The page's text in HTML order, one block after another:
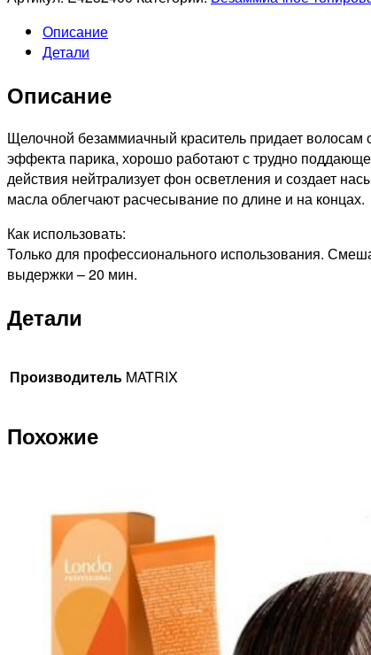
10MM
SUPER
PRE-
ТОНИРУЮЩАЯ
КРАСКА
ДЛЯ
ВОЛОС
АММИАКА
БЛОНДИН
ОЧЕНЬ
СВЕТЛЫЙ
90мл
Описание
Детали
Описание
Щелочной безаммиачный краситель придает волосам
эффекта парика, хорошо работают с трудно
действия нейтрализует фон осветления и создает
масла облегчают расчесывание по длине и на концах.
Как использовать:
Только для профессионального использования.
выдержки – 20 мин.
Детали
Производитель MATRIX
Похожие